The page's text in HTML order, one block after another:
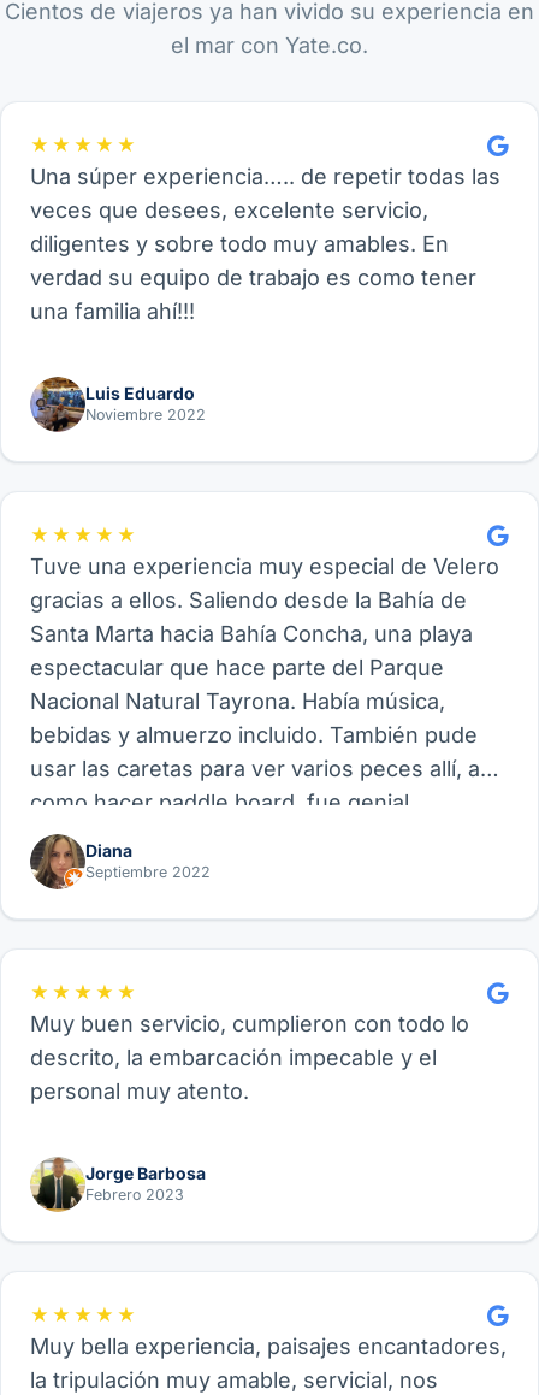
Cientos de viajeros ya han vivido su experiencia en
el mar con Yate.co.
★★★★★
Una súper experiencia….. de repetir todas las
veces que desees, excelente servicio,
diligentes y sobre todo muy amables. En
verdad su equipo de trabajo es como tener
una familia ahí!!!
Luis Eduardo
Noviembre 2022
★★★★★
Tuve una experiencia muy especial de Velero
gracias a ellos. Saliendo desde la Bahía de
Santa Marta hacia Bahía Concha, una playa
espectacular que hace parte del Parque
Nacional Natural Tayrona. Había música,
bebidas y almuerzo incluido. También pude
usar las caretas para ver varios peces allí, así
como hacer paddle board, fue genial.
Recomiendo este proveedor y su experiencia
de Velero, funcional para amigos, parejas o
Diana
Septiembre 2022
★★★★★
Muy buen servicio, cumplieron con todo lo
descrito, la embarcación impecable y el
personal muy atento.
Jorge Barbosa
Febrero 2023
★★★★★
Muy bella experiencia, paisajes encantadores,
la tripulación muy amable, servicial, nos